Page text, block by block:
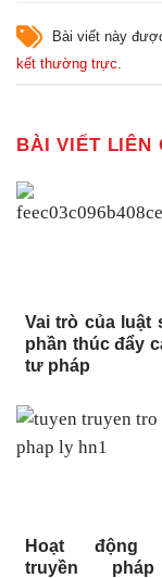
Bài viết này
kết thường trực
BÀI VIẾT LIÊN
Vai trò của luật
phần thúc đẩy
tư pháp
Hoạt động
truyền